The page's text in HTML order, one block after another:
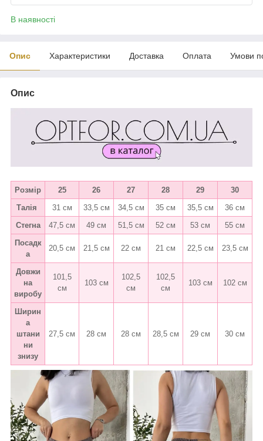
В наявності
Опис Характеристики Доставка Оплата Умови
Опис
Розмір 25 26 27 28 29
30
Талія
31 см 33,5 см 34,5 см 35 см 35,5 см
36 см
Стегна
47,5 см 49 см 51,5 см 52 см 53 см
55 см
Посадк
а
20,5 см 21,5 см 22 см 21 см 22,5 см 23,5 см
Довжи
на
виробу
101,5
см
103 см
102,5
см
102,5
см
103 см 102 см
Ширин
а
штани
ни
знизу
27,5 см 28 см 28 см 28,5 см 29 см 30 см